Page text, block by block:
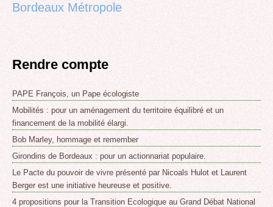
Bordeaux Métropole
Rendre compte
PAPE François, un Pape écologiste
Mobilités : pour un aménagement du territoire équilibré et un
financement de la mobilité élargi.
Bob Marley, hommage et remember
Girondins de Bordeaux : pour un actionnariat populaire.
Le Pacte du pouvoir de vivre présenté par Nicoals Hulot et Laurent
Berger est une initiative heureuse et positive.
4 propositions pour la Transition Ecologique au Grand Débat National